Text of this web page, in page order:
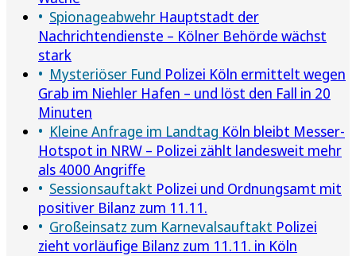
Spionageabwehr Hauptstadt der
Nachrichtendienste – Kölner Behörde wächst
stark
Mysteriöser Fund Polizei Köln ermittelt wegen
Grab im Niehler Hafen – und löst den Fall in 20
Minuten
Kleine Anfrage im Landtag Köln bleibt Messer-
Hotspot in NRW – Polizei zählt landesweit mehr
als 4000 Angriffe
Sessionsauftakt Polizei und Ordnungsamt mit
positiver Bilanz zum 11.11.
Großeinsatz zum Karnevalsauftakt Polizei
zieht vorläufige Bilanz zum 11.11. in Köln